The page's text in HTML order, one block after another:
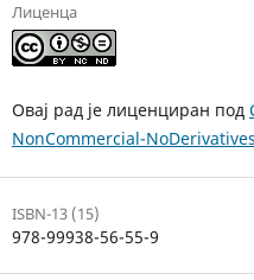
Лиценца
Овај рад је лиценциран под
NonCommercial-
ISBN-13 (15)
978-99938-56-55-9